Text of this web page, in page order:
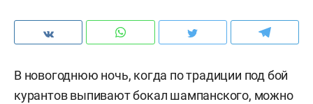
В новогоднюю ночь, когда по традиции под бой
курантов выпивают бокал шампанского, можно